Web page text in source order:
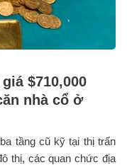
$710,000
nhà cổ ở
tầng cũ kỹ tại thị trấn
thị, các quan chức địa